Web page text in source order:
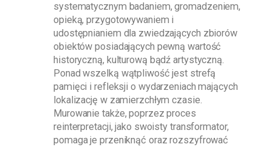
systematycznym badaniem, gromadzeniem,
opieką, przygotowywaniem i
udostępnianiem dla zwiedzających zbiorów
obiektów posiadających pewną wartość
historyczną, kulturową bądź artystyczną.
Ponad wszelką wątpliwość jest strefą
pamięci i refleksji o wydarzeniach mających
lokalizację w zamierzchłym czasie.
Murowanie także, poprzez proces
reinterpretacji, jako swoisty transformator,
pomaga je przeniknąć oraz rozszyfrować